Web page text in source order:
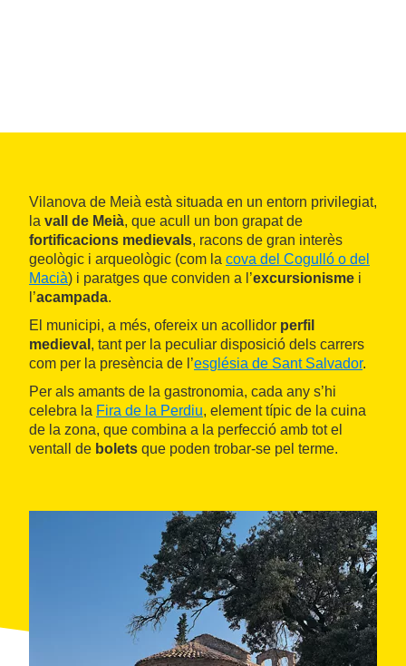
Vilanova de Meià està situada en un entorn privilegiat,
la vall de Meià, que acull un bon grapat de
fortificacions medievals, racons de gran interès
geològic i arqueològic (com la cova del Cogulló o del
Macià) i paratges que conviden a l’excursionisme i
l’acampada.
El municipi, a més, ofereix un acollidor perfil
medieval , tant per la peculiar disposició dels carrers
com per la presència de l’església de Sant Salvador.
Per als amants de la gastronomia, cada any s’hi
celebra la Fira de la Perdiu, element típic de la cuina
de la zona, que combina a la perfecció amb tot el
ventall de bolets que poden trobar-se pel terme.